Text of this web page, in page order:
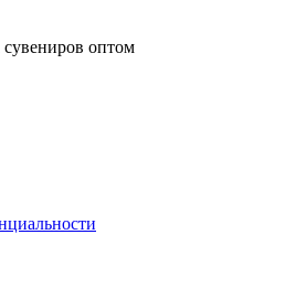
оптом